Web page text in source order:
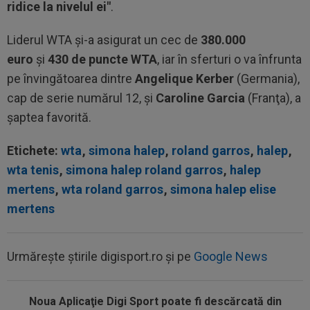
ridice la nivelul ei".
Liderul WTA şi-a asigurat un cec de 380.000
euro şi 430 de puncte WTA, iar în sferturi o va înfrunta
pe învingătoarea dintre Angelique Kerber (Germania),
cap de serie numărul 12, şi Caroline Garcia (Franţa), a
şaptea favorită.
Etichete: wta, simona halep, roland garros, halep,
wta tenis, simona halep roland garros, halep
mertens, wta roland garros, simona halep elise
mertens
Urmărește știrile digisport.ro și pe Google News
Noua Aplicaţie Digi Sport poate fi descărcată din